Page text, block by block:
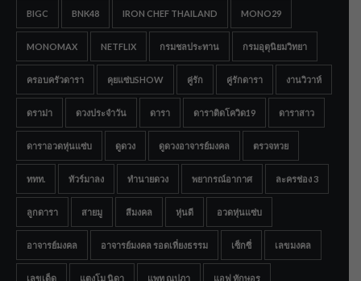
BIGC BNK48 IRON CHEF THAILAND MONO29
MONOMAX NETFLIX กรมชลประทาน กรมอุตุนิยมวิทยา
ครอบครัวดารา คุยแซ่บSHOW คู่รัก คู่รักดารา งานวิวาห์
ดราม่า ดวงประจำวัน ดารา ดาราติดโควิด19 ดาราสาว
ดาราอวดหุ่นแซ่บ ดูดวง ดูดวงอาจารย์มงคล ตรวจหวย
ททท. ทัวร์มาลง ทำนายดวง พยากรณ์อากาศ ละครช่อง 3
ลูกดารา สายมู สีมงคล หุ่นดี อวดหุ่นแซ่บ
อาจารย์มงคล อาจารย์มงคล รอดเที่ยงธรรม เซ็กซี่ เลขมงคล
เลขเด็ด แตงโม นิดา แพท ณปภา แอฟ ทักษอร